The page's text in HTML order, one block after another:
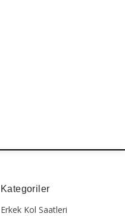
Kategoriler
Erkek Kol Saatleri